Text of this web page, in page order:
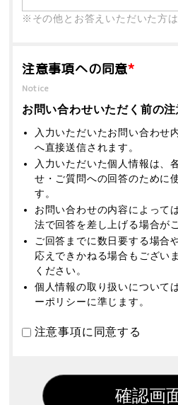
※その他とお答えいただいた方
注意事項への同意*
Notice
お問い合わせいただく前の
入力いただいたお問い合わせ
へ直接送信されます。
入力いただいた個人情報は、
せ・ご質問への回答のために
す。
お問い合わせの内容によって
法で回答を差し上げる場合が
ご回答までに数日要する場合
応えできかねる場合もござい
ください。
個人情報の取り扱いについて
ーポリシーに準じます。
注意事項に同意する